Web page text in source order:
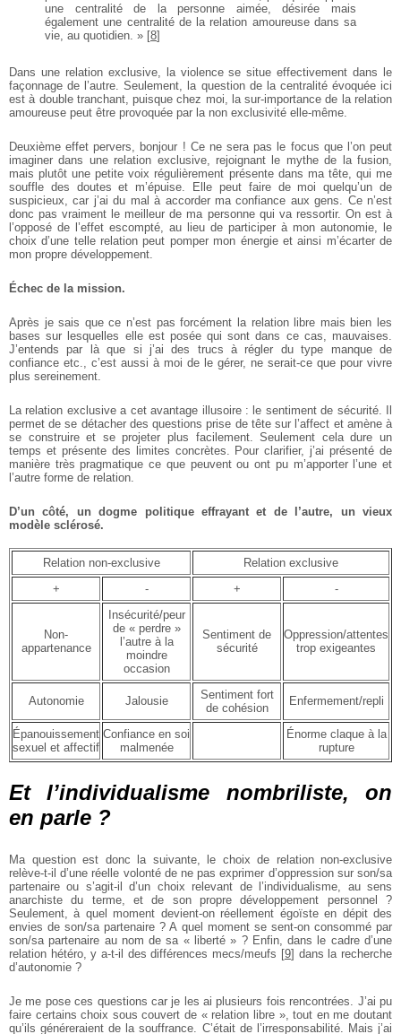
une centralité de la personne aimée, désirée mais
également une centralité de la relation amoureuse dans sa
vie, au quotidien. » [8]
Dans une relation exclusive, la violence se situe effectivement dans le
façonnage de l’autre. Seulement, la question de la centralité évoquéeici
est à double tranchant, puisque chez moi, la sur-importance de larelation
amoureuse peut être provoquée par la non exclusivité elle-même.
Deuxième effet pervers, bonjour ! Ce ne sera pas le focus que l’on peut
imaginer dans une relation exclusive, rejoignant le mythe de la fusion,
mais plutôt une petite voix régulièrement présente dans ma tête, qui me
souffle des doutes et m’épuise. Elle peut faire de moi quelqu’un de
suspicieux, car j’ai du mal à accorder ma confiance aux gens. Ce n’est
donc pas vraiment le meilleur de ma personne qui va ressortir. On est à
l’opposé de l’effet escompté, au lieu de participer à mon autonomie, le
choix d’une telle relation peut pomper mon énergie et ainsi m’écarter de
mon propre développement.
Échec de la mission.
Après je sais que ce n’est pas forcément la relation libre mais bien les
bases sur lesquelles elle est posée qui sont dans ce cas, mauvaises.
J’entends par là que si j’ai des trucs à régler du type manque de
confiance etc., c’est aussi à moi de le gérer, ne serait-ce que pour vivre
plus sereinement.
La relation exclusive a cet avantage illusoire : le sentiment de sécurité. Il
permet de se détacher des questions prise de tête sur l’affect et amène à
se construire et se projeter plus facilement. Seulement cela dure un
temps et présente des limites concrètes. Pour clarifier, j’ai présenté de
manière très pragmatique ce que peuvent ou ont pu m’apporter l’une et
l’autre forme de relation.
D’un côté, un dogme politique effrayant et de l’autre, un vieux
modèle sclérosé.
Relation non-exclusive
Relation exclusive
+
- + -
Non-
appartenance
Insécurité/peur
de « perdre »
l’autre à la
moindre
occasion
Sentiment de
sécurité
Oppression/attentes
trop exigeantes
Autonomie Jalousie
Sentiment fort
de cohésion
Enfermement/repli
Épanouissement
sexuel et affectif
Confiance en soi
malmenée
Énorme claque à la
rupture
Et l’individualisme nombriliste, on
en parle ?
Ma question est donc la suivante, le choix de relation non-exclusive
relève-t-il d’une réelle volonté de ne pas exprimer d’oppression sur son/sa
partenaire ou s’agit-il d’un choix relevant de l’individualisme, au sens
anarchiste du terme, et de son propre développement personnel ?
Seulement, à quel moment devient-on réellement égoïste en dépit des
envies de son/sa partenaire ? A quel moment se sent-on consommé par
son/sa partenaire au nom de sa « liberté » ? Enfin, dans le cadre d’une
relation hétéro, y a-t-il des différences mecs/meufs [9] dans la recherche
d’autonomie ?
Je me pose ces questions car je les ai plusieurs fois rencontrées. J’ai pu
faire certains choix sous couvert de « relation libre », tout en me doutant
qu’ils généreraient de la souffrance. C’était de l’irresponsabilité. Mais j’ai